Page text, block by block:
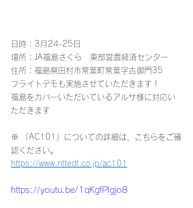
日時：3月24-25日
場所：JA福島さくら　東部営農経済センター
住所：福島県田村市常葉町常葉字古御門35
フライトデモも実施させていただきます！
福島をカバーいただいているアルサ様に対応い
ただきます
※ 「AC101」についての詳細は、こちらをご確
認ください。
https://www.nttedt.co.jp/ac101
https://youtu.be/1qKgfPIgjo8